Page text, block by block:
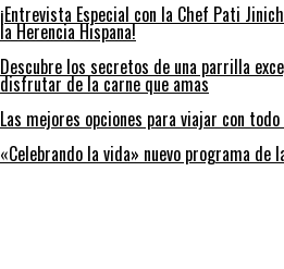
¡Entrevista Especial con la Chef Pati
la Herencia Hispana!
Descubre los secretos de una parrilla
disfrutar de la carne que amas
Las mejores opciones para viajar con
«Celebrando la vida» nuevo programa